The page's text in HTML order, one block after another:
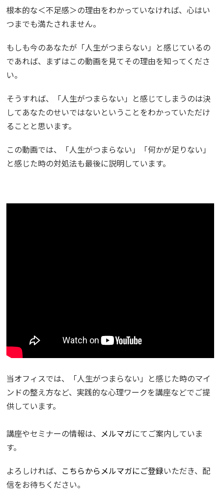
根本的な＜不足感＞の理由をわかっていなければ、心はい
つまでも満たされません。
もしも今のあなたが「人生がつまらない」と感じているの
であれば、まずはこの動画を見てその理由を知ってくださ
い。
そうすれば、「人生がつまらない」と感じてしまうのは決
してあなたのせいではないということをわかっていただけ
ることと思います。
この動画では、「人生がつまらない」「何かが足りない」
と感じた時の対処法も最後に説明しています。
当オフィスでは、「人生がつまらない」と感じた時のマイ
ンドの整え方など、実践的な心理ワークを講座などでご提
供しています。
講座やセミナーの情報は、 メルマガにてご案内していま
す。
よろしければ、 こちらからメルマガにご登録いただき、配
信をお待ちください。